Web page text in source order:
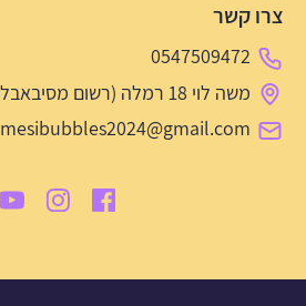
צרו קשר
0547509472
משה לוי 18 רמלה (רשום מסיבאבלס על השלט בחנות)
mesibubbles2024@gmail.com